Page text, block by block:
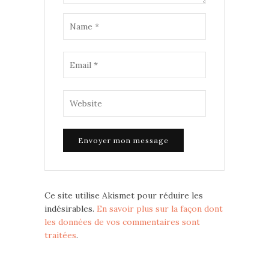
Ce site utilise Akismet pour réduire les
indésirables. En savoir plus sur la façon dont
les données de vos commentaires sont
traitées.